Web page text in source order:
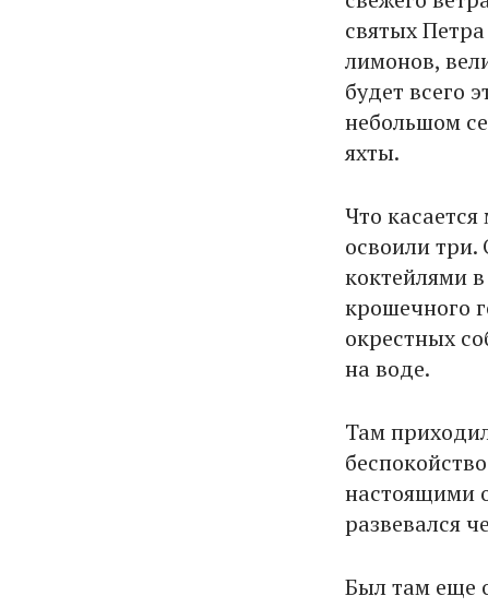
святых
лимонов,
будет всего
небольшом
яхты.
Что
освоили
коктейлями
крошечного
окрестных
на воде.
Там
настоящими
развевался
Был там еще